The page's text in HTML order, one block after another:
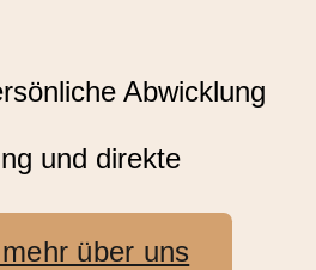
Abwicklung
und direkte
über uns